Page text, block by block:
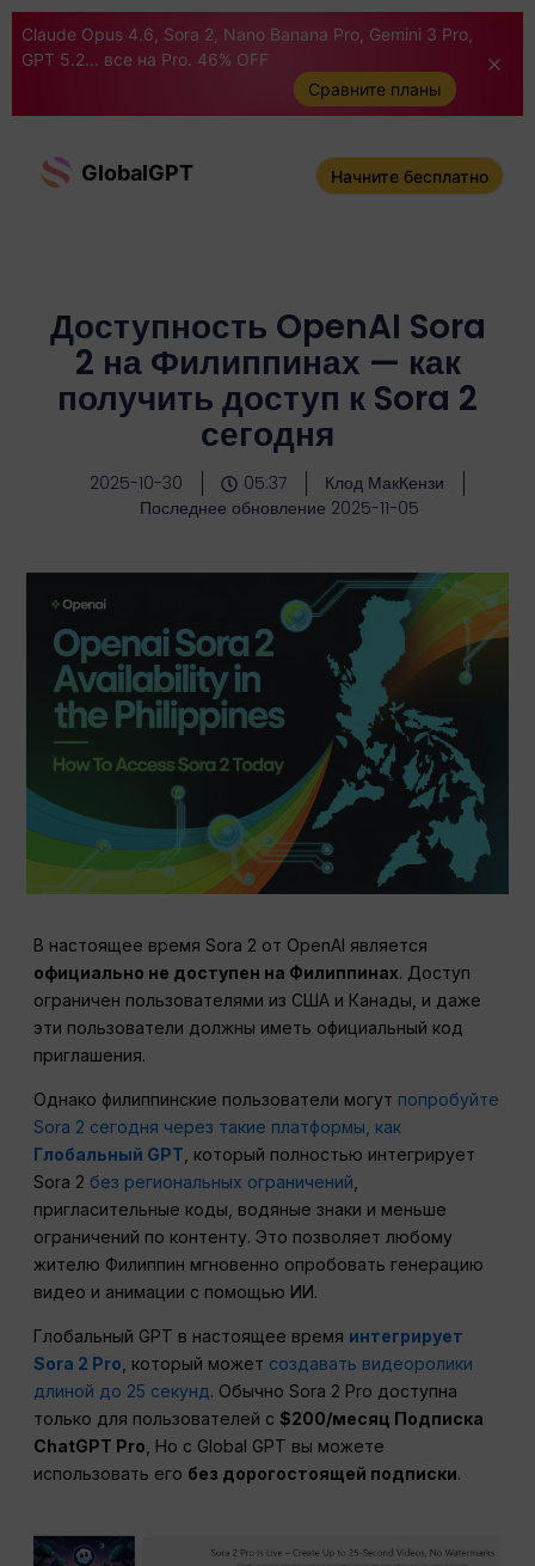
Claude Opus 4.6, Sora 2, Nano Banana Pro, Gemini 3 Pro,
GPT 5.2... все на Pro. 46% OFF
Сравните планы
GlobalGPT Начните бесплатно
Доступность OpenAI Sora
2 на Филиппинах — как
получить доступ к Sora 2
сегодня
2025-10-30 05:37
Клод МакКензи
Последнее обновление 2025-11-05
В настоящее время Sora 2 от OpenAI является
официально не доступен на Филиппинах. Доступ
ограничен пользователями из США и Канады, и даже
эти пользователи должны иметь официальный код
приглашения.
Однако филиппинские пользователи могут попробуйте
Sora 2 сегодня через такие платформы, как
Глобальный GPT , который полностью интегрирует
Sora 2 без региональных ограничений
пригласительные коды, водяные знаки и меньше
ограничений по контенту. Это позволяет любому
жителю Филиппин мгновенно опробовать генерацию
видео и анимации с помощью ИИ.
Глобальный GPT в настоящее время интегрирует
Sora 2 Pro, который может создавать видеоролики
длиной до 25 секунд. Обычно Sora 2 Pro доступна
только для пользователей с$200/месяц Подписка
ChatGPT Pro, Но с Global GPT вы можете
использовать его без дорогостоящей подписки.